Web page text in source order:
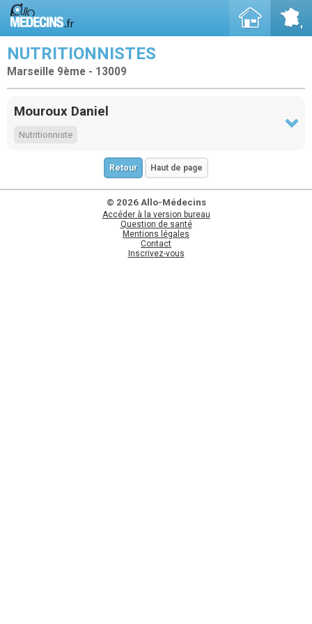
NUTRITIONNISTES
Marseille 9ème - 13009
Mouroux Daniel
Nutritionniste
Retour Haut de page
© 2026 Allo-Médecins
Accéder à la version bureau
Question de santé
Mentions légales
Contact
Inscrivez-vous